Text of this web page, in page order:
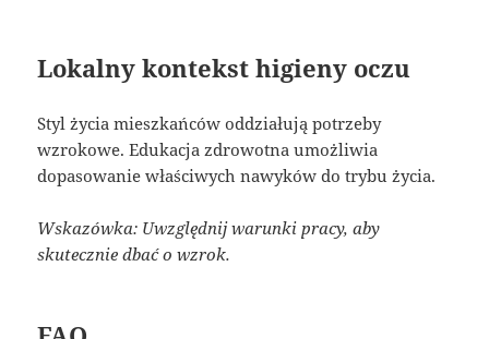
Lokalny kontekst higieny oczu
Styl życia mieszkańców oddziałują potrzeby
wzrokowe. Edukacja zdrowotna umożliwia
dopasowanie właściwych nawyków do trybu życia.
Wskazówka: Uwzględnij warunki pracy, aby
skutecznie dbać o wzrok.